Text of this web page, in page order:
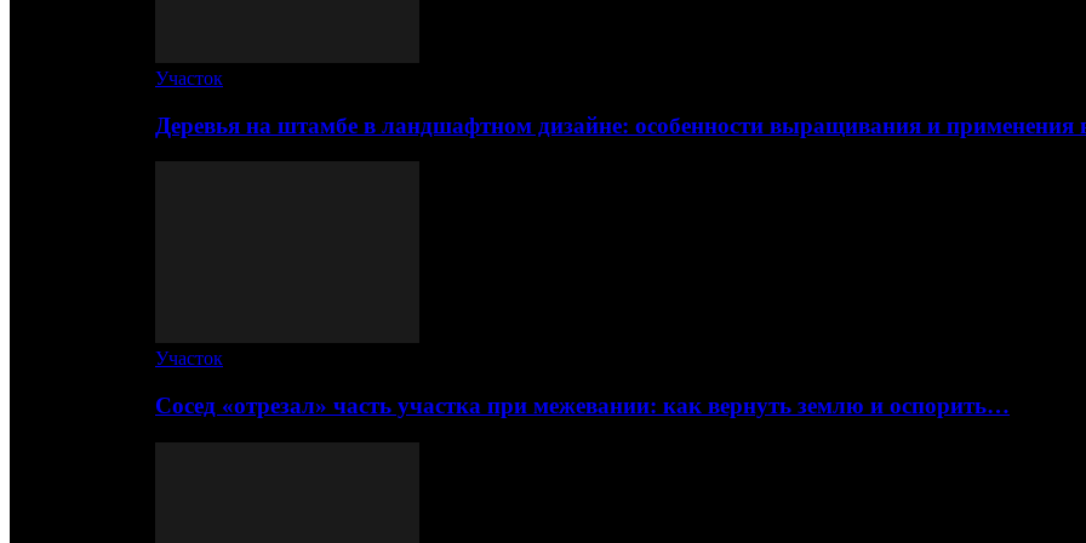
Участок
Деревья на штамбе в ландшафтном дизайне: особенности выращивания и
Участок
Сосед «отрезал» часть участка при межевании: как вернуть землю и оспорить…